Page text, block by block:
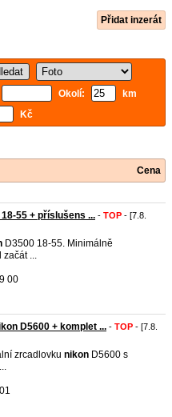
Přidat inzerát
Okolí:
km
Kč
Cena
55 + příslušens ... - TOP - [7.8.
D3500 18-55. Minimálně
začát ...
00
D5600 + komplet ... - TOP - [7.8.
zrcadlovku nikon D5600 s